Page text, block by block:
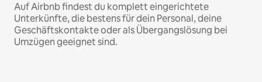
Auf Airbnb findest du komplett eingerichtete
Unterkünfte, die bestens für dein Personal, deine
Geschäftskontakte oder als Übergangslösung bei
Umzügen geeignet sind.